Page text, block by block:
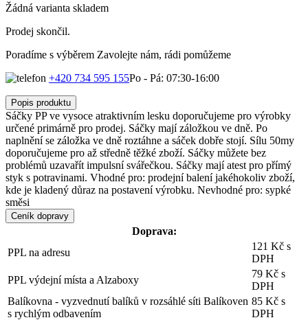
Žádná varianta skladem
Prodej skončil.
Poradíme s výběrem Zavolejte nám, rádi pomůžeme
+420 734 595 155Po - Pá: 07:30-16:00
Popis produktu
Sáčky PP ve vysoce atraktivním lesku doporučujeme pro výrobky
určené primárně pro prodej. Sáčky mají záložkou ve dně. Po
naplnění se záložka ve dně roztáhne a sáček dobře stojí. Sílu 50my
doporučujeme pro až středně těžké zboží. Sáčky můžete bez
problémů uzavařít impulsní svářečkou. Sáčky mají atest pro přímý
styk s potravinami. Vhodné pro: prodejní balení jakéhokoliv zboží,
kde je kladený důraz na postavení výrobku. Nevhodné pro: sypké
směsi
Ceník dopravy
Doprava:
PPL na adresu
121 Kč s
DPH
PPL výdejní místa a Alzaboxy
79 Kč s
DPH
Balíkovna - vyzvednutí balíků v rozsáhlé síti Balíkoven
s rychlým odbavením
85 Kč s
DPH